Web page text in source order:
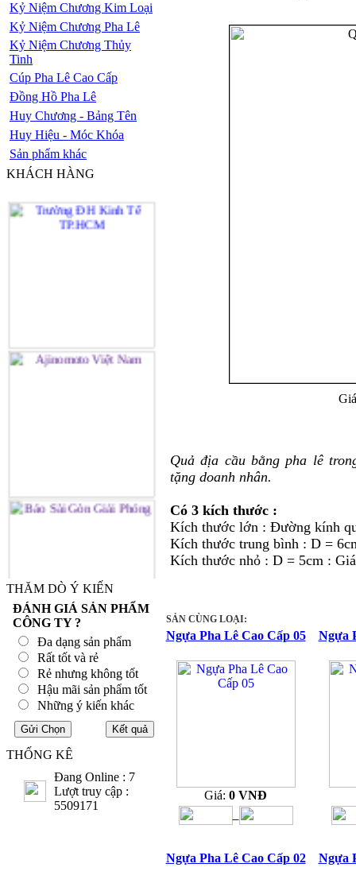
Kỷ Niệm Chương Kim Loại
Kỷ Niệm Chương Pha Lê
Kỷ Niệm Chương Thủy
Tinh
Cúp Pha Lê Cao Cấp
Đồng Hồ Pha Lê
Huy Chương - Bảng Tên
Huy Hiệu - Móc Khóa
Sản phẩm khác
KHÁCH HÀNG
THĂM DÒ Ý KIẾN
ĐÁNH GIÁ SẢN PHẨM
CÔNG TY ?
Đa dạng sản phẩm
Rất tốt và rẻ
Rẻ nhưng không tốt
Hậu mãi sản phẩm tốt
Những ý kiến khác
THỐNG KÊ
Đang Online : 7
Lượt truy cập :
5509171
Quả địa cầu bằng pha lê
tặng doanh nhân.
Có 3 kích thước :
Kích thước lớn : Đường kính
Kích thước trung bình : D =
Kích thước nhỏ : D = 5cm :
SẢN CÙNG LOẠI:
Ngựa Pha Lê Cao Cấp 05
Giá: 0 VNĐ
Ngựa
Ngựa Pha Lê Cao Cấp 02 Ngựa